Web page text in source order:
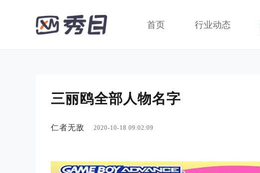
首页 行业动态
三丽鸥全部人物名字
仁者无敌 2020-10-18 09:02:09